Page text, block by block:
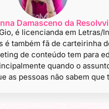
Damasceno da Resolvvi
é licencianda em Letras/
é também fã de carteirinha
de conteúdo tem para
quando o
as pessoas não sabem que